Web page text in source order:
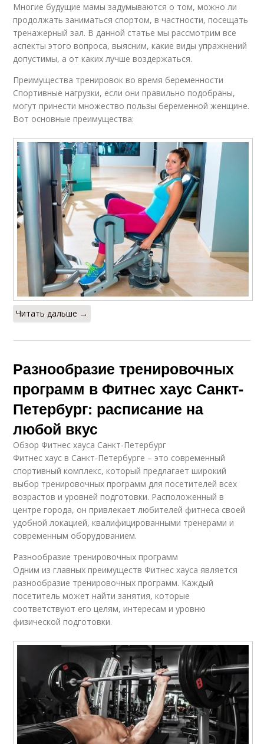
Многие будущие мамы задумываются о том, можно ли
продолжать заниматься спортом, в частности, посещать
тренажерный зал. В данной статье мы рассмотрим все
аспекты этого вопроса, выясним, какие виды упражнений
допустимы, а от каких лучше воздержаться.
Преимущества тренировок во время беременности
Спортивные нагрузки, если они правильно подобраны,
могут принести множество пользы беременной женщине.
Вот основные преимущества:
Читать дальше →
Разнообразие тренировочных
программ в Фитнес хаус Санкт-
Петербург: расписание на
любой вкус
Обзор Фитнес хауса Санкт-Петербург
Фитнес хаус в Санкт-Петербурге – это современный
спортивный комплекс, который предлагает широкий
выбор тренировочных программ для посетителей всех
возрастов и уровней подготовки. Расположенный в
центре города, он привлекает любителей фитнеса своей
удобной локацией, квалифицированными тренерами и
современным оборудованием.
Разнообразие тренировочных программ
Одним из главных преимуществ Фитнес хауса является
разнообразие тренировочных программ. Каждый
посетитель может найти занятия, которые
соответствуют его целям, интересам и уровню
физической подготовки.